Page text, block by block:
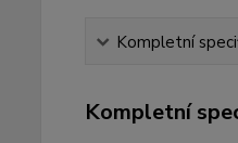
Kompletní
Kompletní